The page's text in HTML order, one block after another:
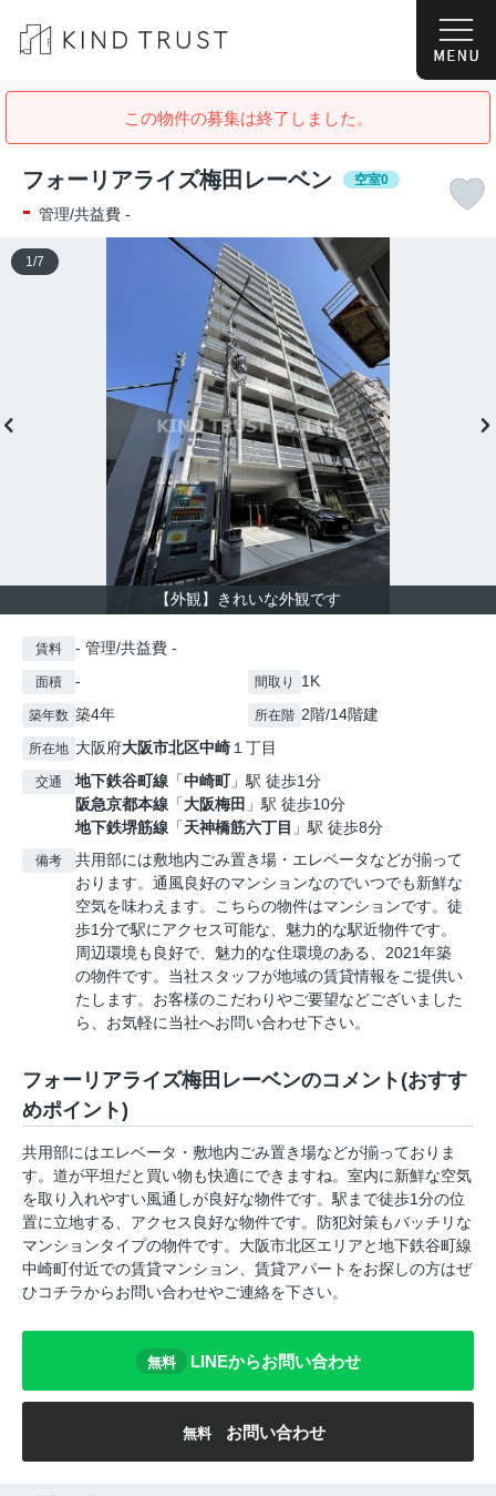
この物件の募集は終了しました。
フォーリアライズ梅田レーベン 空室0
- 管理/共益費 -
【外観】きれいな外観です
1 /7
賃料 - 管理/共益費 -
面積 - 間取り 1K
築年数 築4年 所在階 2階/14階建
所在地 大阪府大阪市北区中崎 １丁目
交通 地下鉄谷町線 「中崎町」駅 徒歩1分
阪急京都本線 「大阪梅田 」駅 徒歩10分
地下鉄堺筋線 「天神橋筋六丁目 」駅 徒歩8分
備考
共用部には敷地内ごみ置き場・エレベータなどが揃って
おります。通風良好のマンションなのでいつでも新鮮な
空気を味わえます。こちらの物件はマンションです。徒
歩1分で駅にアクセス可能な、魅力的な駅近物件です。
周辺環境も良好で、魅力的な住環境のある、2021年築
の物件です。当社スタッフが地域の賃貸情報をご提供い
たします。お客様のこだわりやご要望などございました
ら、お気軽に当社へお問い合わせ下さい。
フォーリアライズ梅田レーベンのコメント(おすす
めポイント)
共用部にはエレベータ・敷地内ごみ置き場などが揃っておりま
す。道が平坦だと買い物も快適にできますね。室内に新鮮な空気
を取り入れやすい風通しが良好な物件です。駅まで徒歩1分の位
置に立地する、アクセス良好な物件です。防犯対策もバッチリな
マンションタイプの物件です。大阪市北区エリアと地下鉄谷町線
中崎町付近での賃貸マンション、賃貸アパートをお探しの方はぜ
ひコチラからお問い合わせやご連絡を下さい。
無料 LINEからお問い合わせ
無料 お問い合わせ